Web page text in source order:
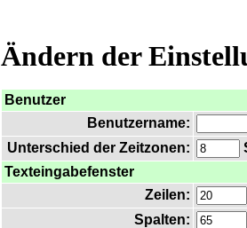
Ändern der
Benutzer
Benutzername:
Unterschied der Zeitzonen:
Texteingabefenster
Zeilen:
Spalten: